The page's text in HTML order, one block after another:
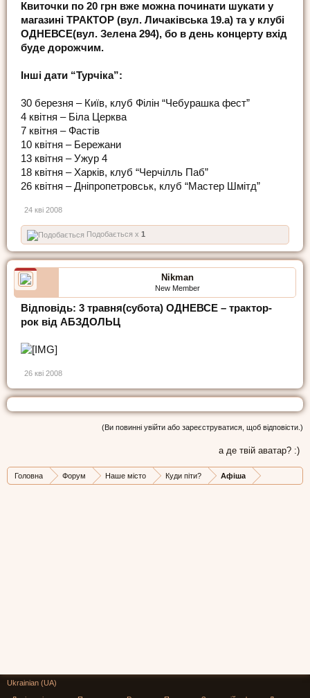
Квиточки по 20 грн вже можна починати шукати у
магазині ТРАКТОР (вул. Личаківська 19.а) та у клубі
ОДНЕВСЕ(вул. Зелена 294), бо в день концерту вхід
буде дорожчим.
Інші дати “Турчіка”:
30 березня – Київ, клуб Філін “Чебурашка фест”
4 квітня – Біла Церква
7 квітня – Фастів
10 квітня – Бережани
13 квітня – Ужур 4
18 квітня – Харків, клуб “Черчілль Паб”
26 квітня – Дніпропетровськ, клуб “Мастер Шмітд”
24 кві 2008
Подобається x 1
Nikman
New Member
Відповідь: 3 травня(субота) ОДНЕВСЕ – трактор-
рок від АБЗДОЛЬЦ
26 кві 2008
(Ви повинні увійти або зареєструватися, щоб відповісти.)
а де твій аватар? :)
Головна Форум Наше місто Куди піти? Афіша
Ukrainian (UA)